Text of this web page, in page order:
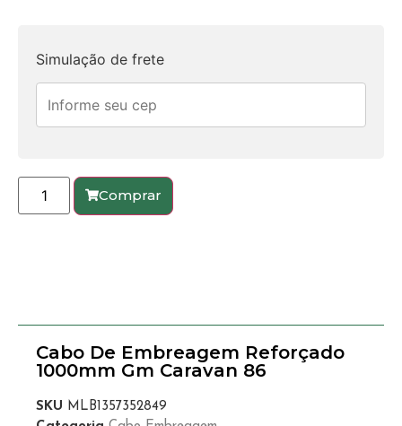
Simulação de frete
Comprar
Cabo De Embreagem Reforçado
1000mm Gm Caravan 86
SKU MLB1357352849